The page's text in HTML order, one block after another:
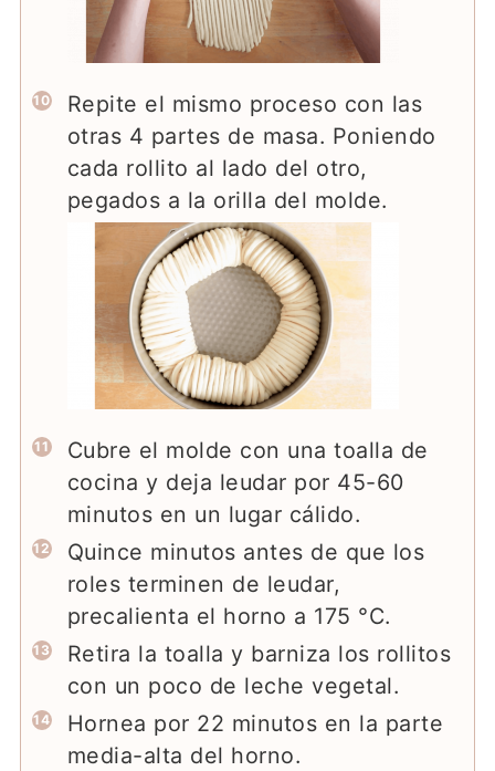
Repite el mismo proceso con las
otras 4 partes de masa. Poniendo
cada rollito al lado del otro,
pegados a la orilla del molde.
Cubre el molde con una toalla de
cocina y deja leudar por 45-60
minutos en un lugar cálido.
Quince minutos antes de que los
roles terminen de leudar,
precalienta el horno a 175 °C.
Retira la toalla y barniza los rollitos
con un poco de leche vegetal.
Hornea por 22 minutos en la parte
media-alta del horno.